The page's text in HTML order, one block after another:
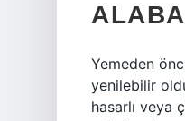
Yemeden
yenilebilir
hasarlı veya